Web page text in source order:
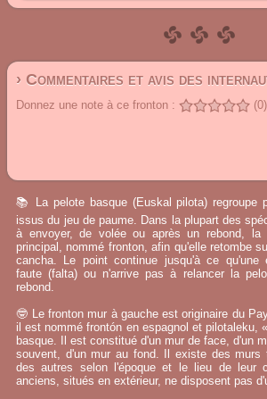
› Commentaires et avis des
Donnez une note à ce fronton : (0)
📚 La pelote basque (Euskal pilota) regroupe
issus du jeu de paume. Dans la plupart des
à envoyer, de volée ou après un rebond, la
principal, nommé fronton, afin qu'elle retombe
cancha. Le point continue jusqu'à ce qu'une
faute (falta) ou n'arrive pas à relancer la
rebond.
🤓 Le fronton mur à gauche est originaire du
il est nommé frontón en espagnol et pilotaleku,
basque. Il est constitué d'un mur de face, d'un
souvent, d'un mur au fond. Il existe des murs
des autres selon l'époque et le lieu de leur
anciens, situés en extérieur, ne disposent pas